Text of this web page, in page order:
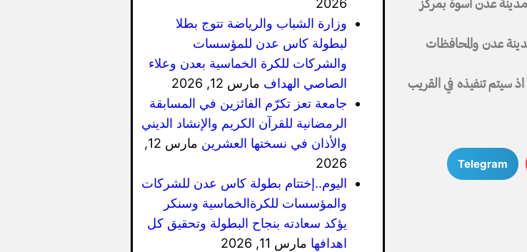
مدينة عدن اسوة بمركز
عدن والمحافظات
سيتم تنفيذه في القريب
Telegram
2026
وزارة الشباب والرياضة تتوج بطلا
لبطولة كاس عدن للمؤسسات
والشركات للكرة الخماسية بعدن وعلاء
الصاصي الهداف مارس 12, 2026
جامعة تعز تكرّم الفائزين في المسابقة
الرمضانية للقرآن الكريم والإنشاد الديني
والأذان في نسختها العشرين
مارس 12,
2026
اليوم..إختتام بطولة كاس عدن للشركات
والمؤسسات للكرةالخماسية وسنكر
يؤكد سعادته بنجاح البطولة وتحقيق كل
اهدافها مارس 11, 2026